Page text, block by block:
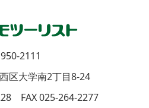
2111
区大学南2丁目8-24
FAX 025-264-2277